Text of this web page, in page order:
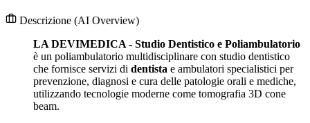
Descrizione (AI Overview)
LA DEVIMEDICA - Studio Dentistico e Poliambulatorio
è un poliambulatorio multidisciplinare con studio dentistico
che fornisce servizi di dentista e ambulatori specialistici per
prevenzione, diagnosi e cura delle patologie orali e mediche,
utilizzando tecnologie moderne come tomografia 3D cone
beam.